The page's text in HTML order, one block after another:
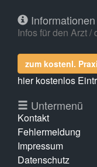
Infos für den Arzt /
zum kostenl.
hier kostenlos
Untermenü
Kontakt
Fehlermeldung
Impressum
Datenschutz